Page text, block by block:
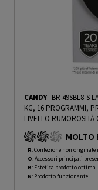
CANDY BR 49SBL8-S
KG, 16 PROGRAMMI,
LIVELLO RUMOROSITÀ
GRADING ROBN - 10%
MOLTO
R: Confezione non originale
O: Accessori principali
B: Estetica prodotto ottima
N: Prodotto funzionante